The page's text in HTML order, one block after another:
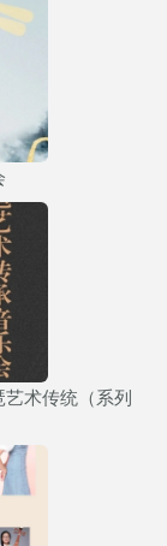
术传统（系列